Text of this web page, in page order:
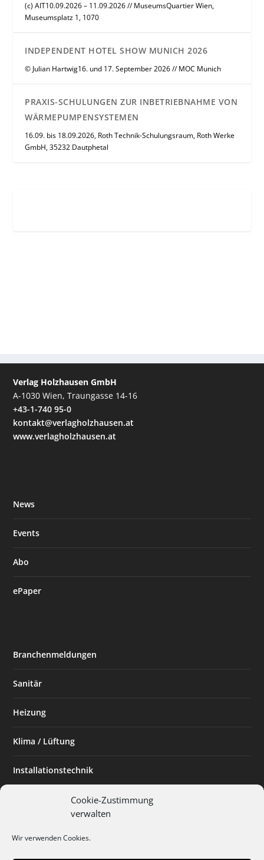
Cookie-Zustimmung
verwalten
Wir verwenden Cookies.
(c) AIT10.09.2026 – 11.09.2026 // MuseumsQuartier Wien,
Museumsplatz 1, 1070
INDEPENDENT HOTEL SHOW MUNICH 2026
© Julian Hartwig16. und 17. September 2026 // MOC Munich
PRAXIS-SCHULUNGEN ZUR INBETRIEBNAHME VON
WÄRMEPUMPENSYSTEMEN
16.09. bis 18.09.2026, Roth Technik-Schulungsraum, Roth Werke
GmbH, 35232 Dautphetal
Verlag Holzhausen GmbH
A-1030 Wien, Traungasse 14-16
+43-1-740 95-0
kontakt@verlagholzhausen.at
www.verlagholzhausen.at
News
Events
Abo
ePaper
Branchenmeldungen
Sanitär
Heizung
Klima / Lüftung
Installationstechnik
Planen & Bauen
Installateur des Monats